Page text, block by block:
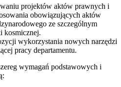
projektów aktów prawnych i
obowiązujących aktów
ze szczególnym
kosmicznej.
wykorzystania nowych narzędzi
pracy departamentu.
wymagań podstawowych i